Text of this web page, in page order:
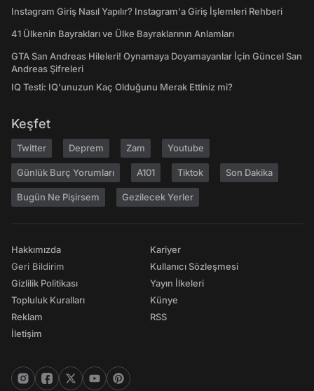
Instagram Giriş Nasıl Yapılır? Instagram'a Giriş İşlemleri Rehberi
41 Ülkenin Bayrakları ve Ülke Bayraklarının Anlamları
GTA San Andreas Hileleri! Oynamaya Doyamayanlar İçin Güncel San
Andreas Şifreleri
IQ Testi: IQ'unuzun Kaç Olduğunu Merak Ettiniz mi?
Keşfet
Twitter Deprem Zam Youtube
Günlük Burç Yorumları A101 Tiktok Son Dakika
Bugün Ne Pişirsem Gezilecek Yerler
Hakkımızda
Geri Bildirim
Gizlilik Politikası
Topluluk Kuralları
Reklam
İletişim
Kariyer
Kullanıcı Sözleşmesi
Yayın İlkeleri
Künye
RSS